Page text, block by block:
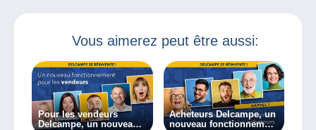
Vous aimerez peut être aussi:
Pour les vendeurs
Delcampe, un nouveau
Acheteurs Delcampe, un
nouveau fonctionnement